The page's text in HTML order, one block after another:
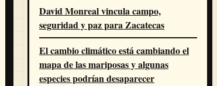
David Monreal vincula campo,
seguridad y paz para Zacatecas
El cambio climático está cambiando el
mapa de las mariposas y algunas
especies podrían desaparecer